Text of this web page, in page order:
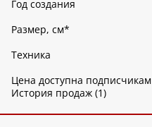
Год создания
Размер, см*
Техника
Цена доступна подписчикам
История продаж (1)